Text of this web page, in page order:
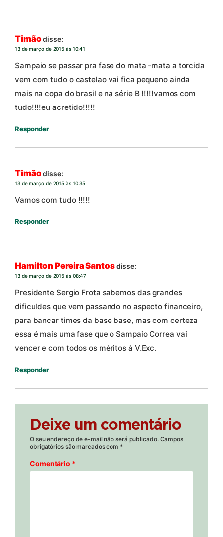
Timão disse:
13 de março de 2015 às 10:41
Sampaio se passar pra fase do mata -mata a torcida
vem com tudo o castelao vai fica pequeno ainda
mais na copa do brasil e na série B !!!!!vamos com
tudo!!!!eu acretido!!!!!
Responder
Timão disse:
13 de março de 2015 às 10:35
Vamos com tudo !!!!!
Responder
Hamilton Pereira Santosdisse:
13 de março de 2015 às 08:47
Presidente Sergio Frota sabemos das grandes
dificuldes que vem passando no aspecto financeiro,
para bancar times da base base, mas com certeza
essa é mais uma fase que o Sampaio Correa vai
vencer e com todos os méritos à V.Exc.
Responder
Deixe um comentário
O seu endereço de e-mail não será publicado. Campos
obrigatórios são marcados com *
Comentário *